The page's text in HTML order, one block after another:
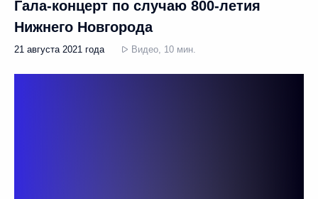
Гала-концерт по случаю 800-летия
Нижнего Новгорода
21 августа 2021 года Видео, 10 мин.